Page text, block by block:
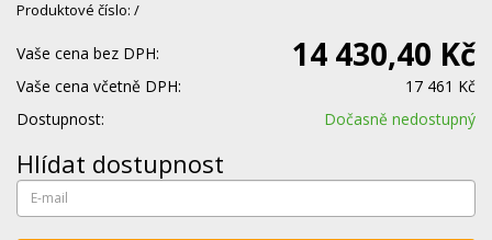
Produktové číslo: /
Vaše cena bez DPH: 14 430,40 Kč
Vaše cena včetně DPH:
17 461 Kč
Dostupnost:
Dočasně nedostupný
Hlídat dostupnost